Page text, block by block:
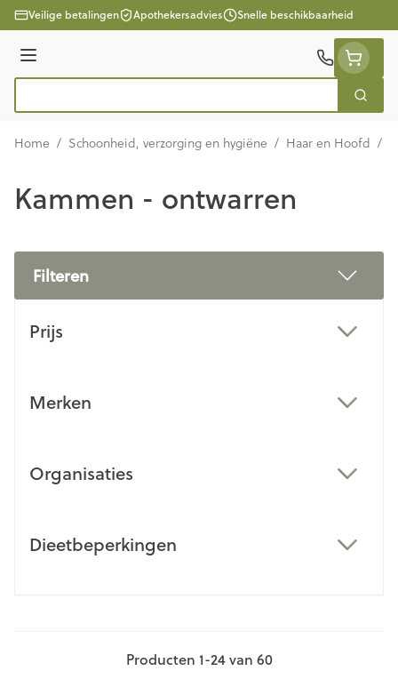
Ga naar de inhoud
Veilige betalingen Apothekersadvies Snelle beschikbaarheid
Menu
Zoek
Home / Schoonheid, verzorging en hygiëne / Haar en Hoofd /
Kammen - ontwarren
Filteren
Prijs
Merken
Organisaties
Dieetbeperkingen
Producten 1-24van 60